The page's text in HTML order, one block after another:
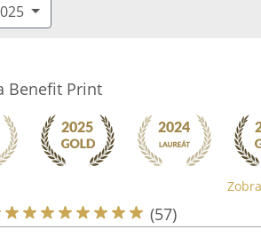
Benefit Print
(57)